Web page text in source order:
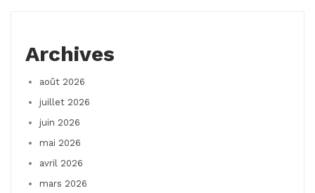
Archives
août 2026
juillet 2026
juin 2026
mai 2026
avril 2026
mars 2026